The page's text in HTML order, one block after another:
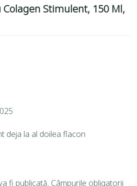
Colagen Stimulent, 150 Ml,
deja la al doilea flacon
fi publicată. Câmpurile obligatorii